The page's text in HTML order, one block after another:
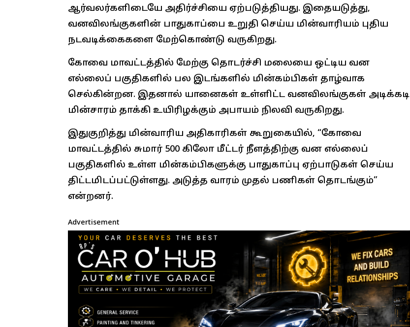
ஆர்வலர்களிடையே அதிர்ச்சியை ஏற்படுத்தியது. இதையடுத்து,
வனவிலங்குகளின் பாதுகாப்பை உறுதி செய்ய மின்வாரியம் புதிய
நடவடிக்கைகளை மேற்கொண்டு வருகிறது.
கோவை மாவட்டத்தில் மேற்கு தொடர்ச்சி மலையை ஒட்டிய வன
எல்லைப் பகுதிகளில் பல இடங்களில் மின்கம்பிகள் தாழ்வாக
செல்கின்றன. இதனால் யானைகள் உள்ளிட்ட வனவிலங்குகள் அடிக்கடி
மின்சாரம் தாக்கி உயிரிழக்கும் அபாயம் நிலவி வருகிறது.
இதுகுறித்து மின்வாரிய அதிகாரிகள் கூறுகையில், “கோவை
மாவட்டத்தில் சுமார் 500 கிலோ மீட்டர் நீளத்திற்கு வன எல்லைப்
பகுதிகளில் உள்ள மின்கம்பிகளுக்கு பாதுகாப்பு ஏற்பாடுகள் செய்ய
திட்டமிடப்பட்டுள்ளது. அடுத்த வாரம் முதல் பணிகள் தொடங்கும்”
என்றனர்.
Advertisement